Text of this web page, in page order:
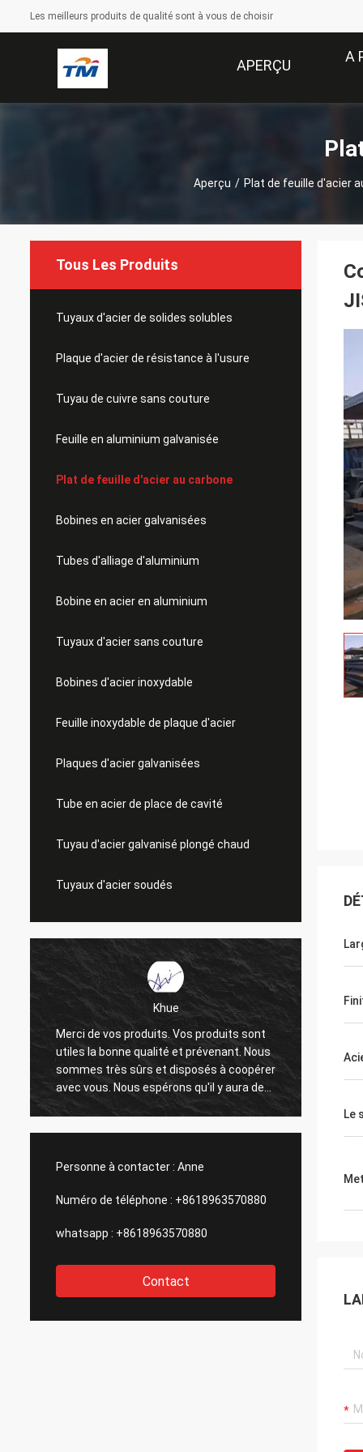
Les meilleurs produits de qualité sont à vous de choisir
APERÇU
A
Aperçu / Plat de feuille d'acier
Tous Les Produits
Tuyaux d'acier de solides solubles
Plaque d'acier de résistance à l'usure
Tuyau de cuivre sans couture
Feuille en aluminium galvanisée
Plat de feuille d'acier au carbone
Bobines en acier galvanisées
Tubes d'alliage d'aluminium
Bobine en acier en aluminium
Tuyaux d'acier sans couture
Bobines d'acier inoxydable
Feuille inoxydable de plaque d'acier
Plaques d'acier galvanisées
Tube en acier de place de cavité
Tuyau d'acier galvanisé plongé chaud
Tuyaux d'acier soudés
Khue
Merci de vos produits. Vos produits sont
utiles la bonne qualité et prévenant. Nous
sommes très sûrs et disposés à coopérer
avec vous. Nous espérons qu'il y aura des
occasions pour la coopération avec
La
Personne à contacter : Anne
Numéro de téléphone : +8618963570880
whatsapp : +8618963570880
Contact
Le